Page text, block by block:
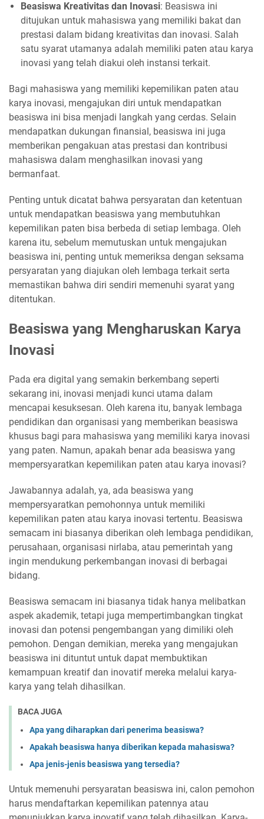
Beasiswa Kreativitas dan Inovasi: Beasiswa ini
ditujukan untuk mahasiswa yang memiliki bakat dan
prestasi dalam bidang kreativitas dan inovasi. Salah
satu syarat utamanya adalah memiliki paten atau karya
inovasi yang telah diakui oleh instansi terkait.
Bagi mahasiswa yang memiliki kepemilikan paten atau
karya inovasi, mengajukan diri untuk mendapatkan
beasiswa ini bisa menjadi langkah yang cerdas. Selain
mendapatkan dukungan finansial, beasiswa ini juga
memberikan pengakuan atas prestasi dan kontribusi
mahasiswa dalam menghasilkan inovasi yang
bermanfaat.
Penting untuk dicatat bahwa persyaratan dan ketentuan
untuk mendapatkan beasiswa yang membutuhkan
kepemilikan paten bisa berbeda di setiap lembaga. Oleh
karena itu, sebelum memutuskan untuk mengajukan
beasiswa ini, penting untuk memeriksa dengan seksama
persyaratan yang diajukan oleh lembaga terkait serta
memastikan bahwa diri sendiri memenuhi syarat yang
ditentukan.
Beasiswa yang Mengharuskan Karya
Inovasi
Pada era digital yang semakin berkembang seperti
sekarang ini, inovasi menjadi kunci utama dalam
mencapai kesuksesan. Oleh karena itu, banyak lembaga
pendidikan dan organisasi yang memberikan beasiswa
khusus bagi para mahasiswa yang memiliki karya inovasi
yang paten. Namun, apakah benar ada beasiswa yang
mempersyaratkan kepemilikan paten atau karya inovasi?
Jawabannya adalah, ya, ada beasiswa yang
mempersyaratkan pemohonnya untuk memiliki
kepemilikan paten atau karya inovasi tertentu. Beasiswa
semacam ini biasanya diberikan oleh lembaga pendidikan,
perusahaan, organisasi nirlaba, atau pemerintah yang
ingin mendukung perkembangan inovasi di berbagai
bidang.
Beasiswa semacam ini biasanya tidak hanya melibatkan
aspek akademik, tetapi juga mempertimbangkan tingkat
inovasi dan potensi pengembangan yang dimiliki oleh
pemohon. Dengan demikian, mereka yang mengajukan
beasiswa ini dituntut untuk dapat membuktikan
kemampuan kreatif dan inovatif mereka melalui karya-
karya yang telah dihasilkan.
BACA JUGA
Apa yang diharapkan dari penerima beasiswa?
Apakah beasiswa hanya diberikan kepada mahasiswa?
Apa jenis-jenis beasiswa yang tersedia?
Untuk memenuhi persyaratan beasiswa ini, calon pemohon
harus mendaftarkan kepemilikan patennya atau